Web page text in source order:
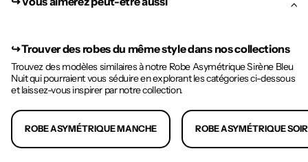
↪︎Trouver des robes du même style dans nos collections
Trouvez des modèles similaires à notre Robe Asymétrique Sirène Bleu
Nuit qui pourraient vous séduire en explorant les catégories ci-dessous
et laissez-vous inspirer par notre collection.
ROBE ASYMÉTRIQUE MANCHE ROBE ASYMÉTRIQUE